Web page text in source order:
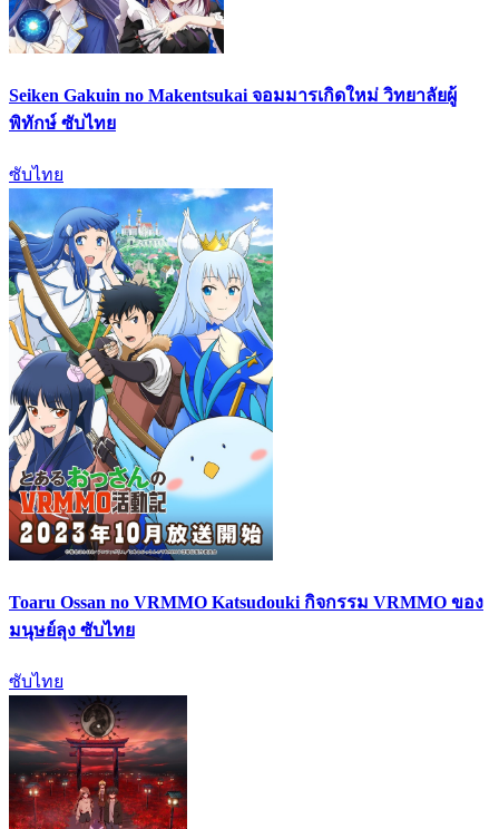
Seiken Gakuin no Makentsukai จอมมารเกิดใหม่ วิทยาลัยผู้
พิทักษ์ ซับไทย
ซับไทย
Toaru Ossan no VRMMO Katsudouki กิจกรรม VRMMO ของ
มนุษย์ลุง ซับไทย
ซับไทย